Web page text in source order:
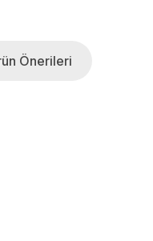
Önerileri